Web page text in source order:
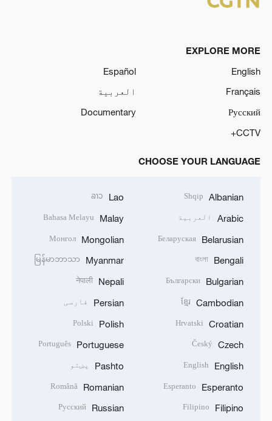
EXPLORE MORE
English
Español
Français
العربية
Русский
Documentary
CCTV+
CHOOSE YOUR LANGUAGE
Albanian
Shqip
Arabic العربية
Belarusian
Беларуская
Bengali
বাংলা
Bulgarian
Български
Cambodian
ខ្មែរ
Croatian
Hrvatski
Czech
Český
English
English
Esperanto
Esperanto
Filipino
Filipino
Lao
ລາວ
Malay
Bahasa Melayu
Mongolian
Монгол
Myanmar
မြန်မာဘာသာ
Nepali
नेपाली
Persian فارسی
Polish
Polski
Portuguese
Português
Pashto پښتو
Romanian
Română
Russian
Русский